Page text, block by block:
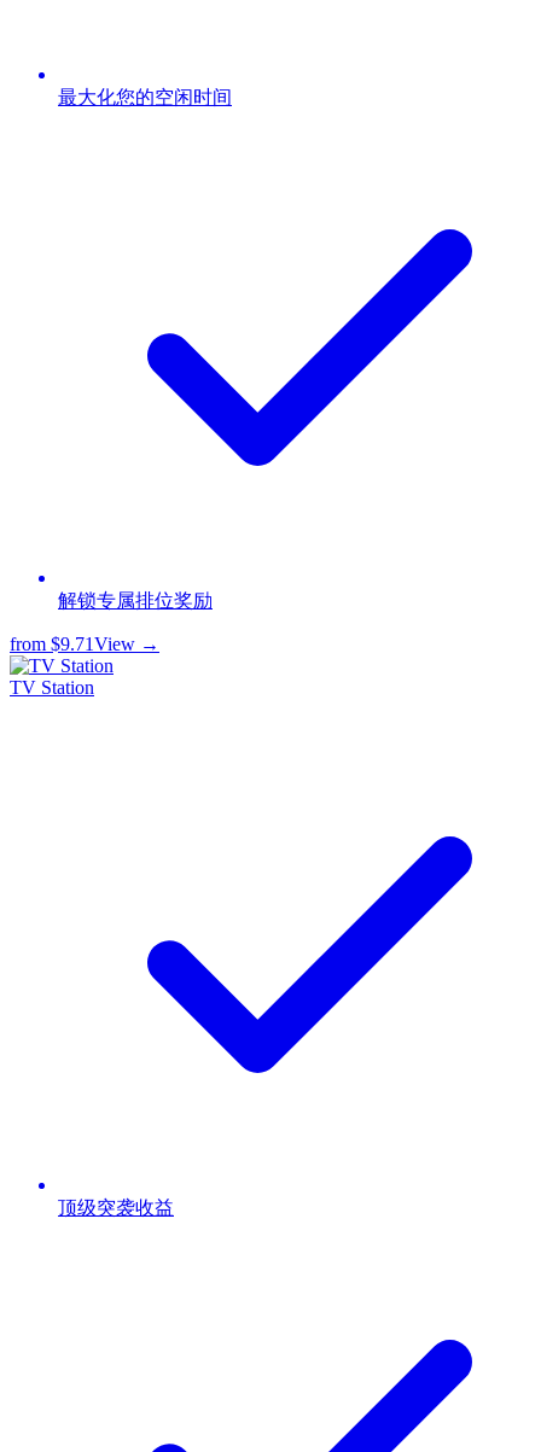
最大化您的空闲时间
解锁专属排位奖励
from $9.71View →
TV Station
顶级突袭收益